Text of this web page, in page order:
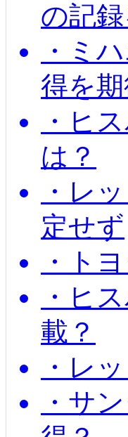
の記
・ミ
得を
・ヒ
は？
・レ
定せず
・ト
・ヒ
載？
・レ
・サ